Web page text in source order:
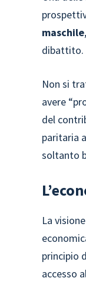
maschile
dibattito.
Non si
avere
del
paritaria
soltanto
La
principio
accesso